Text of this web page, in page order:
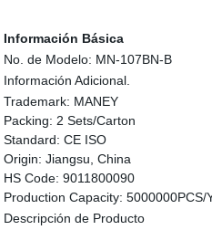
Información Básica
No. de Modelo: MN-107BN-B
Información Adicional.
Trademark: MANEY
Packing: 2 Sets/Carton
Standard: CE ISO
Origin: Jiangsu, China
HS Code: 9011800090
Production Capacity: 5000000PCS/
Descripción de Producto